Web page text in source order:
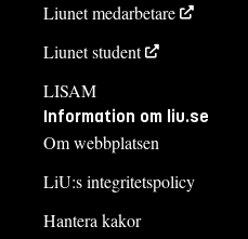
Liunet medarbetare
Liunet student
LISAM
Information om liu.se
Om webbplatsen
LiU:s integritetspolicy
Hantera kakor